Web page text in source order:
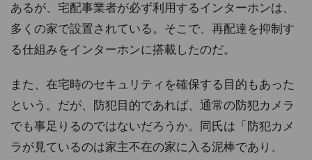
あるが、宅配事業者が必ず利用するインターホンは、
多くの家で設置されている。そこで、再配達を抑制す
る仕組みをインターホンに搭載したのだ。
また、在宅時のセキュリティを確保する目的もあった
という。だが、防犯目的であれば、通常の防犯カメラ
でも事足りるのではないだろうか。同氏は「防犯カメ
ラが見ているのは家主不在の家に入る泥棒であり、